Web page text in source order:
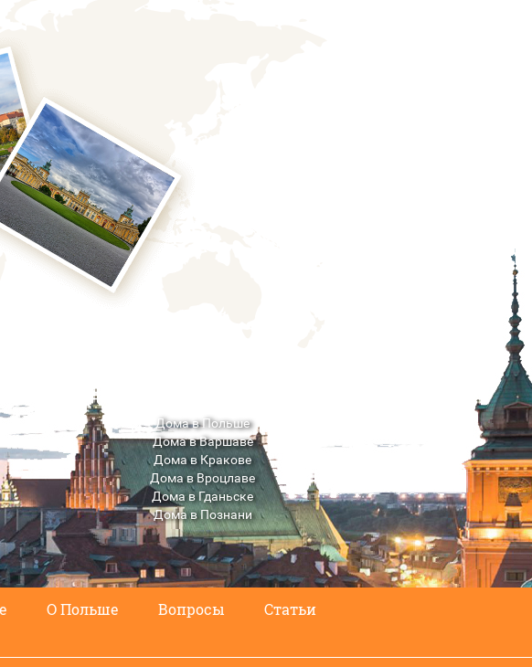
Дома в Польше
Дома в Варшаве
Дома в Кракове
Дома в Вроцлаве
Дома в Гданьске
Дома в Познани
Дома в Люблине
О Польше Вопросы
Статьи